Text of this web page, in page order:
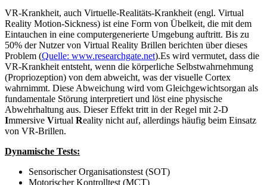
VR-Krankheit, auch Virtuelle-Realitäts-Krankheit (engl. Virtual
Reality Motion-Sickness) ist eine Form von Übelkeit, die mit dem
Eintauchen in eine computergenerierte Umgebung auftritt. Bis zu
50% der Nutzer von Virtual Reality Brillen berichten über dieses
Problem (Quelle: www.researchgate.net).Es wird vermutet, dass die
VR-Krankheit entsteht, wenn die körperliche Selbstwahrnehmung
(Propriozeption) von dem abweicht, was der visuelle Cortex
wahrnimmt. Diese Abweichung wird vom Gleichgewichtsorgan als
fundamentale Störung interpretiert und löst eine physische
Abwehrhaltung aus. Dieser Effekt tritt in der Regel mit 2-D
Immersive Virtual Reality nicht auf, allerdings häufig beim Einsatz
von VR-Brillen.
Dynamische Tests:
Sensorischer Organisationstest (SOT)
Motorischer Kontrolltest (MCT)